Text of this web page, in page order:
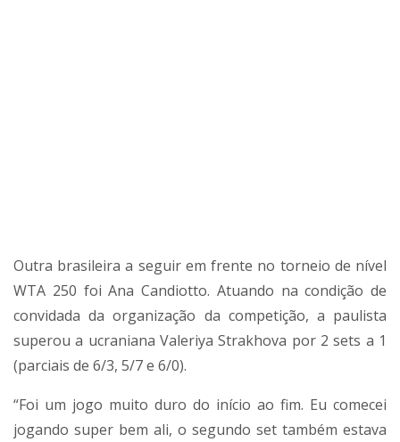
Outra brasileira a seguir em frente no torneio de nível
WTA 250 foi Ana Candiotto. Atuando na condição de
convidada da organização da competição, a paulista
superou a ucraniana Valeriya Strakhova por 2 sets a 1
(parciais de 6/3, 5/7 e 6/0).
“Foi um jogo muito duro do início ao fim. Eu comecei
jogando super bem ali, o segundo set também estava